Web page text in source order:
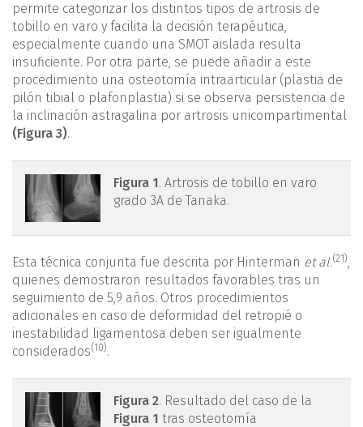
permite categorizar los distintos tipos de artrosis de
tobillo en varo y facilita la decisión terapéutica,
especialmente cuando una SMOT aislada resulta
insuficiente. Por otra parte, se puede añadir a este
procedimiento una osteotomía intraarticular (plastia de
pilón tibial o plafonplastia) si se observa persistencia de
la inclinación astragalina por artrosis unicompartimental
(Figura 3).
figura1.png
Figura 1. Artrosis de tobillo en varo
grado 3A de Tanaka.
Esta técnica conjunta fue descrita por Hinterman et al.(21)
quienes demostraron resultados favorables tras un
seguimiento de 5,9 años. Otros procedimientos
adicionales en caso de deformidad del retropié o
inestabilidad ligamentosa deben ser igualmente
considerados(10).
figura2.png
Figura 2. Resultado del caso de la
Figura 1 tras osteotomía